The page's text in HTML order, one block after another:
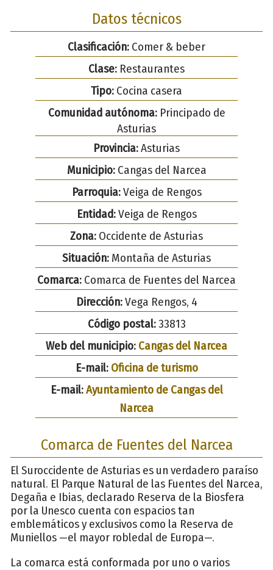
Datos técnicos
Clasificación: Comer & beber
Clase: Restaurantes
Tipo: Cocina casera
Comunidad autónoma:Principado de
Asturias
Provincia:Asturias
Municipio:Cangas del Narcea
Parroquia:Veiga de Rengos
Entidad:Veiga de Rengos
Zona: Occidente de Asturias
Situación: Montaña de Asturias
Comarca: Comarca de Fuentes del Narcea
Dirección:Vega Rengos, 4
Código postal:33813
Web del municipio: Cangas del Narcea
E-mail: Oficina de turismo
E-mail:Ayuntamiento de Cangas del
Narcea
Comarca de Fuentes del Narcea
El Suroccidente de Asturias es un verdadero paraíso
natural. El Parque Natural de las Fuentes del Narcea,
Degaña e Ibias, declarado Reserva de la Biosfera
por la Unesco cuenta con espacios tan
emblemáticos y exclusivos como la Reserva de
Muniellos —el mayor robledal de Europa—.
La comarca está conformada por uno o varios